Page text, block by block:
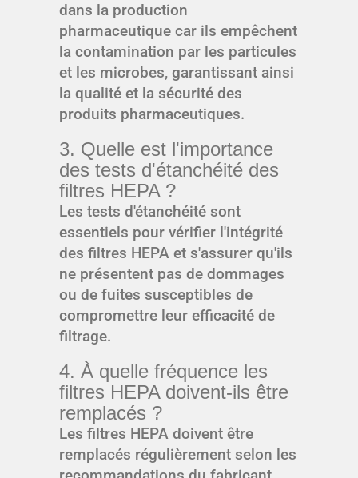
dans la production
pharmaceutique car ils empêchent
la contamination par les particules
et les microbes, garantissant ainsi
la qualité et la sécurité des
produits pharmaceutiques.
3. Quelle est l'importance
des tests d'étanchéité des
filtres HEPA ?
Les tests d'étanchéité sont
essentiels pour vérifier l'intégrité
des filtres HEPA et s'assurer qu'ils
ne présentent pas de dommages
ou de fuites susceptibles de
compromettre leur efficacité de
filtrage.
4. À quelle fréquence les
filtres HEPA doivent-ils être
remplacés ?
Les filtres HEPA doivent être
remplacés régulièrement selon les